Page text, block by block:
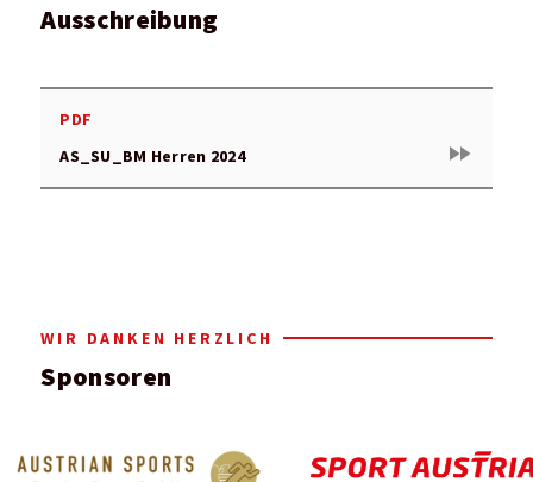
Ausschreibung
PDF
AS_SU_BM Herren 2024
fast_forward
WIR DANKEN HERZLICH
Sponsoren